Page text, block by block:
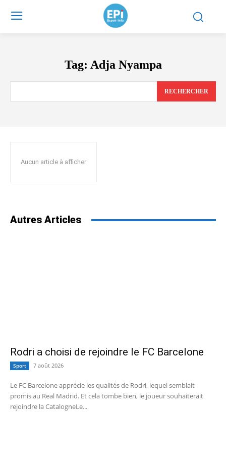
Tag: Adja Nyampa
RECHERCHER
Aucun article à afficher
Autres Articles
Rodri a choisi de rejoindre le FC Barcelone
Sport 7 août 2026
Le FC Barcelone apprécie les qualités de Rodri, lequel semblait
promis au Real Madrid. Et cela tombe bien, le joueur souhaiterait
rejoindre la CatalogneLe...